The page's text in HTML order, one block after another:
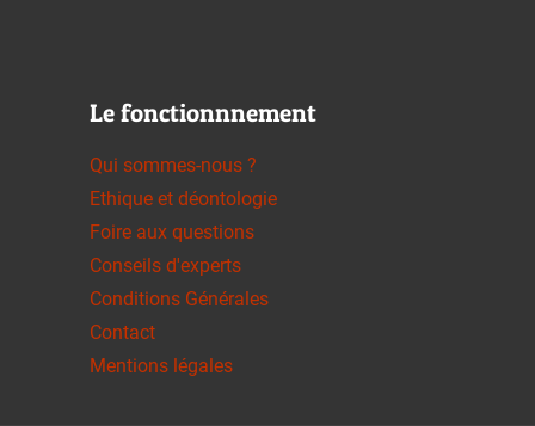
Le fonctionnnement
Qui sommes-nous ?
Ethique et déontologie
Foire aux questions
Conseils d'experts
Conditions Générales
Contact
Mentions légales